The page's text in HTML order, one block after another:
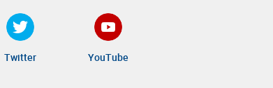
Twitter YouTube